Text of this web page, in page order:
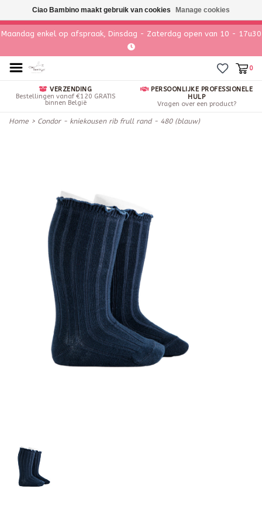
Maandag enkel op afspraak, Dinsdag - Zaterdag open van 10 - 17u30
0
VERZENDING
Bestellingen vanaf €120 GRATIS
binnen België
PERSOONLIJKE PROFESSIONELE
HULP
Vragen over een product?
Home > Condor - kniekousen rib frull rand - 480 (blauw)
Ciao Bambino maakt gebruik van cookies Manage cookies